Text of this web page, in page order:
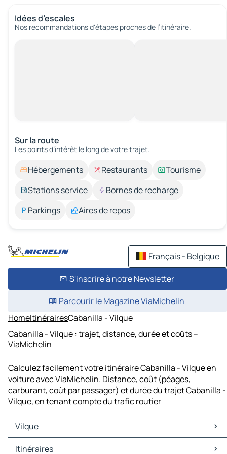
Idées d’escales
Nos recommandations d'étapes proches de l’itinéraire.
Sur la route
Les points d’intérêt le long de votre trajet.
Hébergements Restaurants
Tourisme
Stations service
Bornes de recharge
Parkings
Aires de repos
Français - Belgique
S'inscrire à notre Newsletter
Parcourir le Magazine ViaMichelin
HomeItinérairesCabanilla - Vilque
Cabanilla - Vilque : trajet, distance, durée et coûts –
ViaMichelin
Calculez facilement votre itinéraire Cabanilla - Vilque en
voiture avec ViaMichelin. Distance, coût (péages,
carburant, coût par passager) et durée du trajet Cabanilla -
Vilque, en tenant compte du trafic routier
Vilque
Vilque Cartes et plans
Itinéraires